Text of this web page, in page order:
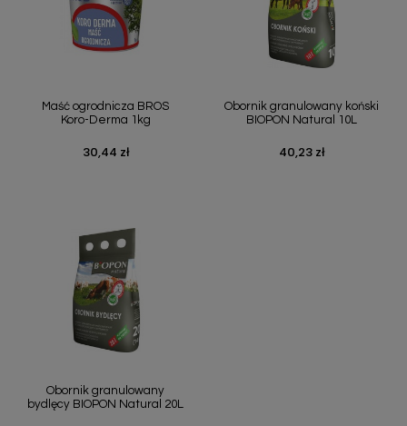
Maść ogrodnicza BROS
Koro-Derma 1kg
Cena
30,44 zł
Obornik granulowany koński
BIOPON Natural 10L
Cena
40,23 zł
Obornik granulowany
bydlęcy BIOPON Natural 20L